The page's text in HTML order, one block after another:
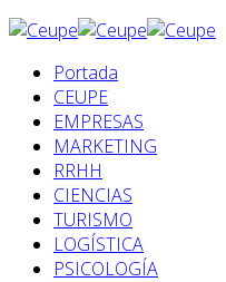
Portada
CEUPE
EMPRESAS
MARKETING
RRHH
CIENCIAS
TURISMO
LOGÍSTICA
PSICOLOGÍA